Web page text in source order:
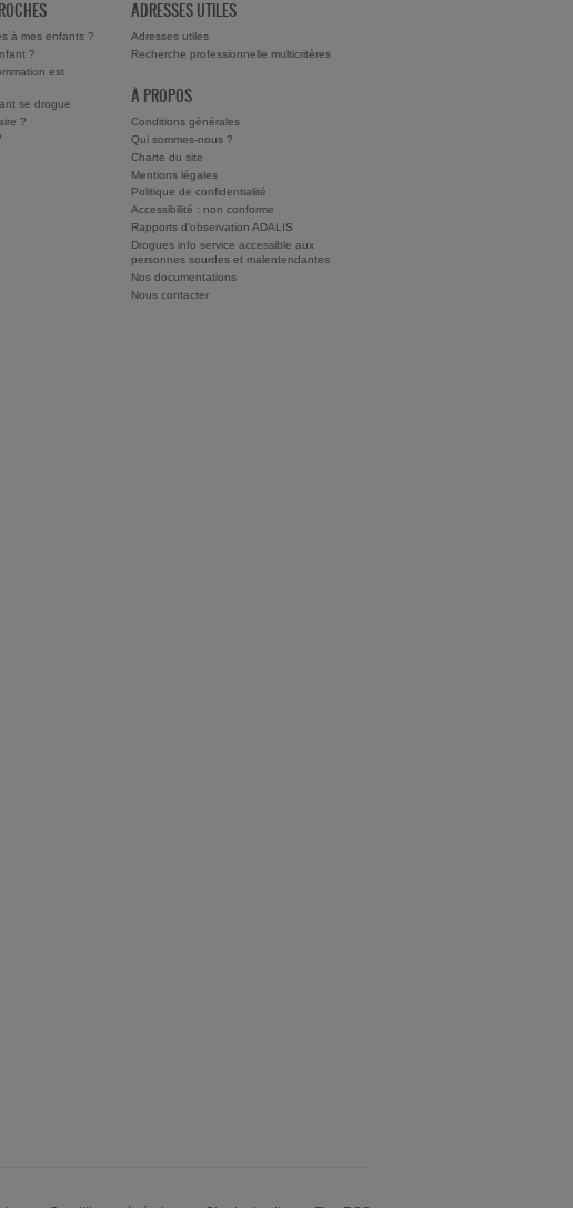
à mes enfants ?
?
est
se drogue
?
ADRESSES UTILES
Adresses utiles
Recherche professionnelle multicritères
À PROPOS
Conditions générales
Qui sommes-nous ?
Charte du site
Mentions légales
Politique de confidentialité
Accessibilité : non conforme
Rapports d'observation ADALIS
Drogues info service accessible aux
personnes sourdes et malentendantes
Nos documentations
Nous contacter